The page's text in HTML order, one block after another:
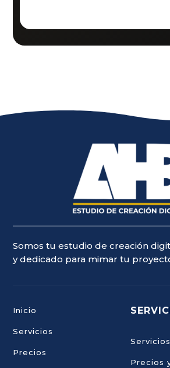
Somos tu estudio de creación
y dedicado para mimar tu
Inicio
Servicios
Precios
Precios